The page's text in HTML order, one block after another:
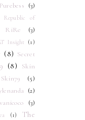
Purebess
(3)
Republic of
RiRe
(3)
Insight
(1)
(8) Secret
(8)
Skin
Skin79 (5)
(2)
(3)
(1)
The